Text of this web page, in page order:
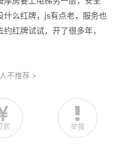
么红牌，js有点老，服务也
红牌试试，开了很多年，
人不推荐 >
赏 举报